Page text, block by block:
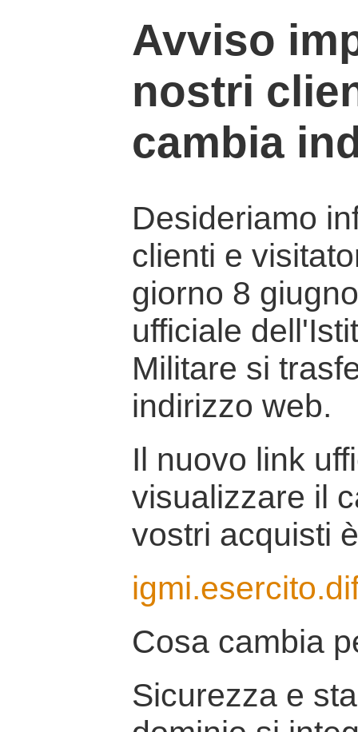
Avviso
nostri
cambia
Desideriamo
clienti e
giorno 8
ufficiale
Militare si
indirizzo web.
Il nuovo link
visualizzare il
vostri acquisti
Cosa cambia
Sicurezza e